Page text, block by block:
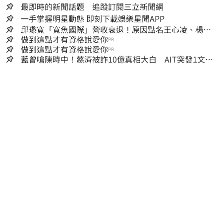
最即時的新聞話題 追蹤訂閱三立新聞網
一手掌握明星動態 即刻下載娛樂星聞APP
邱瓈寬「寬魚國際」營收衰退！原因點名王心凌、楊丞
琳網笑翻：太誠實
做到這點才有資格說愛你PR
做到這點才有資格說愛你PR
藍曾嗆陳時中！慈濟被詐10億真相大白 AIT突發1文酸